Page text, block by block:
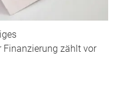
Finanzierung zählt vor